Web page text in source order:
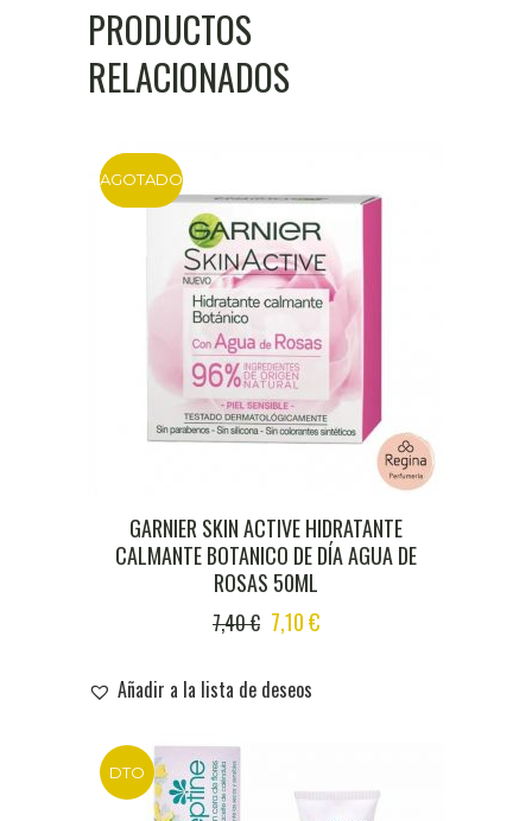
PRODUCTOS
RELACIONADOS
DTO
AGOTADO
GARNIER SKIN ACTIVE HIDRATANTE
CALMANTE BOTANICO DE DÍA AGUA DE
ROSAS 50ML
7,40€ ORIGINAL
7,40 €.
7,10€CURRENT
Añadir a la lista de deseos
DTO